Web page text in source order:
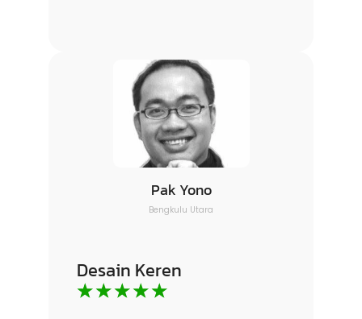
Pak Yono
Bengkulu Utara
Desain Keren
☆☆☆☆☆